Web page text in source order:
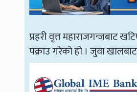
प्रहरी वृत्त महाराजगन्जबाट
पक्राउ गरेको हो । जुवा